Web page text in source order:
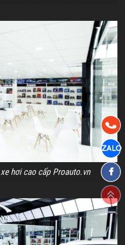
hơi cao cấp Proauto.vn